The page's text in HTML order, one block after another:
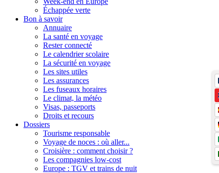
Échappée verte
Bon à savoir
Annuaire
La santé en voyage
Rester connecté
Le calendrier scolaire
La sécurité en voyage
Les sites utiles
Les assurances
Les fuseaux horaires
Le climat, la météo
Visas, passeports
Droits et recours
Dossiers
Tourisme responsable
Voyage de noces : où aller...
Croisière : comment choisir ?
Les compagnies low-cost
Europe : TGV et trains de nuit